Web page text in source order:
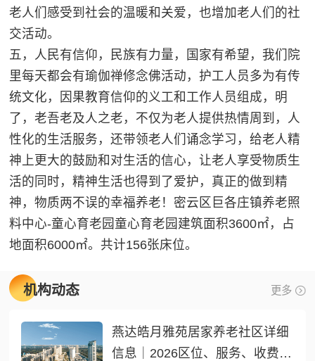
老人们感受到社会的温暖和关爱，也增加老人们的社
交活动。
五，人民有信仰，民族有力量，国家有希望，我们院
里每天都会有瑜伽禅修念佛活动，护工人员多为有传
统文化，因果教育信仰的义工和工作人员组成，明
了，老吾老及人之老，不仅为老人提供热情周到，人
性化的生活服务，还带领老人们诵念学习，给老人精
神上更大的鼓励和对生活的信心，让老人享受物质生
活的同时，精神生活也得到了爱护，真正的做到精
神，物质两不误的幸福养老！密云区巨各庄镇养老照
料中心-童心育老园童心育老园建筑面积3600㎡，占
地面积6000㎡。共计156张床位。
机构动态 更多
燕达皓月雅苑居家养老社区详细
信息｜2026区位、服务、收费全